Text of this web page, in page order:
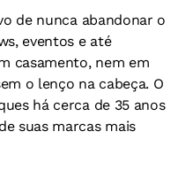
de nunca abandonar o
eventos e até
casamento, nem em
o lenço na cabeça. O
há cerca de 35 anos
suas marcas mais